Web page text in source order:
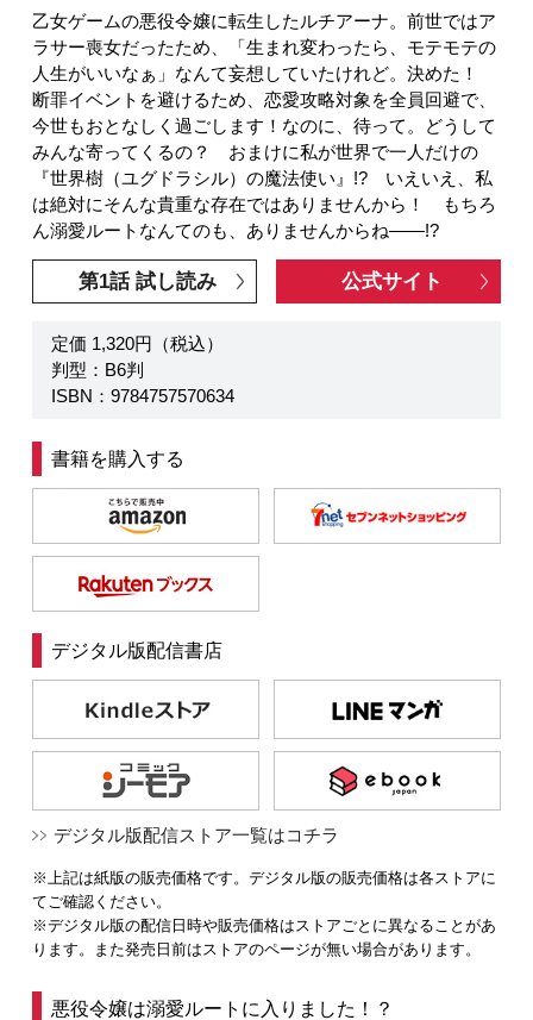
乙女ゲームの悪役令嬢に転生したルチアーナ。前世ではア
ラサー喪女だったため、「生まれ変わったら、モテモテの
人生がいいなぁ」なんて妄想していたけれど。決めた！
断罪イベントを避けるため、恋愛攻略対象を全員回避で、
今世もおとなしく過ごします！なのに、待って。どうして
みんな寄ってくるの？ おまけに私が世界で一人だけの
『世界樹（ユグドラシル）の魔法使い』!? いえいえ、私
は絶対にそんな貴重な存在ではありませんから！ もちろ
ん溺愛ルートなんてのも、ありませんからね――!?
第1話 試し読み 公式サイト
定価 1,320円（税込）
判型：B6判
ISBN：9784757570634
書籍を購入する
デジタル版配信書店
デジタル版配信ストア一覧はコチラ
※上記は紙版の販売価格です。デジタル版の販売価格は各ストアに
てご確認ください。
※デジタル版の配信日時や販売価格はストアごとに異なることがあ
ります。また発売日前はストアのページが無い場合があります。
悪役令嬢は溺愛ルートに入りました！？